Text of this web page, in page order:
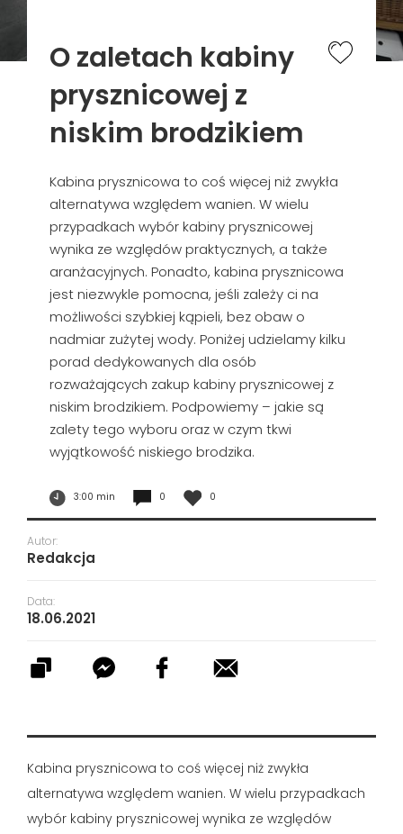
O zaletach kabiny
prysznicowej z
niskim brodzikiem
Kabina prysznicowa to coś więcej niż zwykła
alternatywa względem wanien. W wielu
przypadkach wybór kabiny prysznicowej
wynika ze względów praktycznych, a także
aranżacyjnych. Ponadto, kabina prysznicowa
jest niezwykle pomocna, jeśli zależy ci na
możliwości szybkiej kąpieli, bez obaw o
nadmiar zużytej wody. Poniżej udzielamy kilku
porad dedykowanych dla osób
rozważających zakup kabiny prysznicowej z
niskim brodzikiem. Podpowiemy – jakie są
zalety tego wyboru oraz w czym tkwi
wyjątkowość niskiego brodzika.
3:00 min 0 0
Kabina prysznicowa to coś więcej niż zwykła
alternatywa względem wanien. W wielu przypadkach
wybór kabiny prysznicowej wynika ze względów
Autor:
Redakcja
Data:
18.06.2021